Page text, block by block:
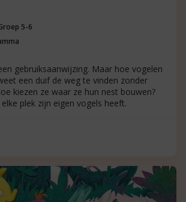
5-6
gebruiksaanwijzing. Maar hoe vogelen
een duif de weg te vinden zonder
kiezen ze waar ze hun nest bouwen?
plek zijn eigen vogels heeft.